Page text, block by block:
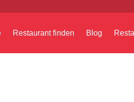
Restaurant finden Blog